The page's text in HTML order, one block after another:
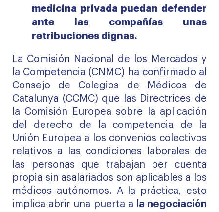
medicina privada puedan defender
ante las compañías unas
retribuciones dignas.
La Comisión Nacional de los Mercados y
la Competencia (CNMC) ha confirmado al
Consejo de Colegios de Médicos de
Catalunya (CCMC) que las Directrices de
la Comisión Europea sobre la aplicación
del derecho de la competencia de la
Unión Europea a los convenios colectivos
relativos a las condiciones laborales de
las personas que trabajan per cuenta
propia sin asalariados son aplicables a los
médicos autónomos. A la práctica, esto
implica abrir una puerta a
la negociación